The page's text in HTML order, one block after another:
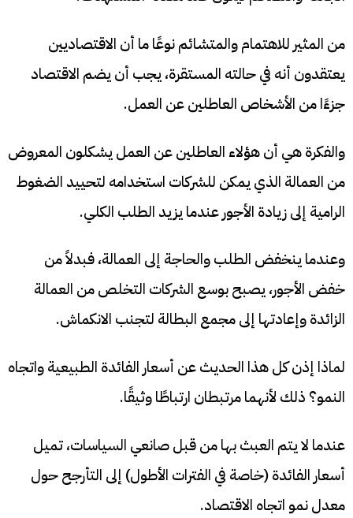
من المثير للاهتمام والمتشائم نوعًا ما أن الاقتصاديين
يعتقدون أنه في حالته المستقرة، يجب أن يضم الاقتصاد
جزءًا من الأشخاص العاطلين عن العمل.
والفكرة هي أن هؤلاء العاطلين عن العمل يشكلون المعروض
من العمالة الذي يمكن للشركات استخدامه لتحييد الضغوط
الرامية إلى زيادة الأجور عندما يزيد الطلب الكلي.
وعندما ينخفض ​​الطلب والحاجة إلى العمالة، فبدلاً من
خفض الأجور، يصبح بوسع الشركات التخلص من العمالة
الزائدة وإعادتها إلى مجمع البطالة لتجنب الانكماش.
لماذا إذن كل هذا الحديث عن أسعار الفائدة الطبيعية واتجاه
النمو؟ ذلك لأنهما مرتبطان ارتباطًا وثيقًا.
عندما لا يتم العبث بها من قبل صانعي السياسات، تميل
أسعار الفائدة (خاصة في الفترات الأطول) إلى التأرجح حول
معدل نمو اتجاه الاقتصاد.